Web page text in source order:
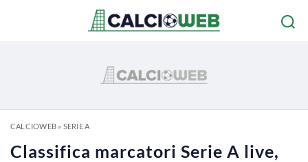
CALCIOWEB» SERIE A
Classifica marcatori Serie A live,